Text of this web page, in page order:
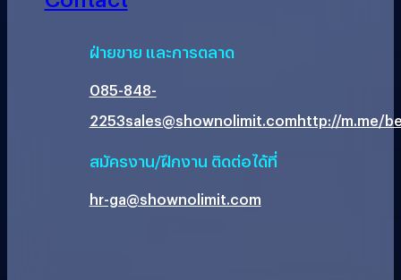
ฝ่ายขาย และการตลาด
085-848-
2253sales@shownolimit.comhttp://m.me/
สมัครงาน/ฝึกงาน ติดต่อได้ที่
hr-ga@shownolimit.com